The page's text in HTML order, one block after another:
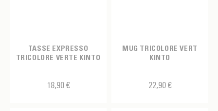
TASSE EXPRESSO
TRICOLORE VERTE KINTO
18,90 €
MUG TRICOLORE VERT
KINTO
22,90 €